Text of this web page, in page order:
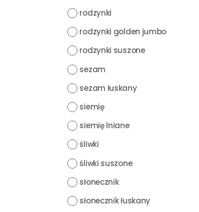
rodzynki
rodzynki golden jumbo
rodzynki suszone
sezam
sezam łuskany
siemię
siemię lniane
śliwki
śliwki suszone
słonecznik
słonecznik łuskany